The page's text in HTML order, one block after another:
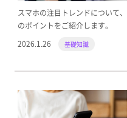
スマホの注目トレンドについて
のポイントをご紹介します。
2026.1.26
基礎知識